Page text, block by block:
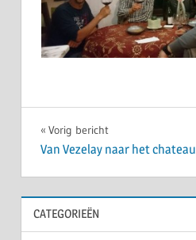
Bericht
navigatie
Vorig bericht
Van Vezelay naar het chateau
CATEGORIEËN